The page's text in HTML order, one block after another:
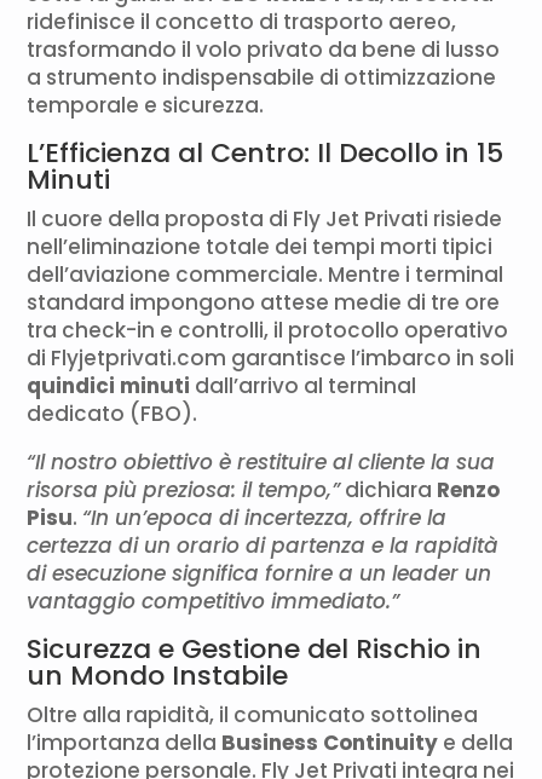
ridefinisce il concetto di trasporto aereo,
trasformando il volo privato da bene di lusso
a strumento indispensabile di ottimizzazione
temporale e sicurezza.
L’Efficienza al Centro: Il Decollo in 15
Minuti
Il cuore della proposta di Fly Jet Privati risiede
nell’eliminazione totale dei tempi morti tipici
dell’aviazione commerciale. Mentre i terminal
standard impongono attese medie di tre ore
tra check-in e controlli, il protocollo operativo
di Flyjetprivati.com garantisce l’imbarco in soli
quindici minuti dall’arrivo al terminal
dedicato (FBO).
“Il nostro obiettivo è restituire al cliente la sua
risorsa più preziosa: il tempo,”dichiara Renzo
Pisu. “In un’epoca di incertezza, offrire la
certezza di un orario di partenza e la rapidità
di esecuzione significa fornire a un leader un
vantaggio competitivo immediato.”
Sicurezza e Gestione del Rischio in
un Mondo Instabile
Oltre alla rapidità, il comunicato sottolinea
l’importanza della Business Continuity e della
protezione personale. Fly Jet Privati integra nei